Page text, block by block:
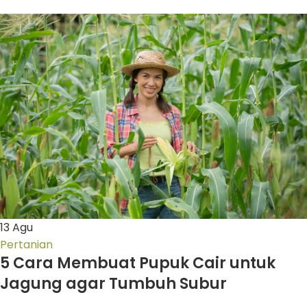
13 Agu
Pertanian
5 Cara Membuat Pupuk Cair untuk
Jagung agar Tumbuh Subur